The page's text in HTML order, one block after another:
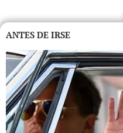
ANTES DE IRSE